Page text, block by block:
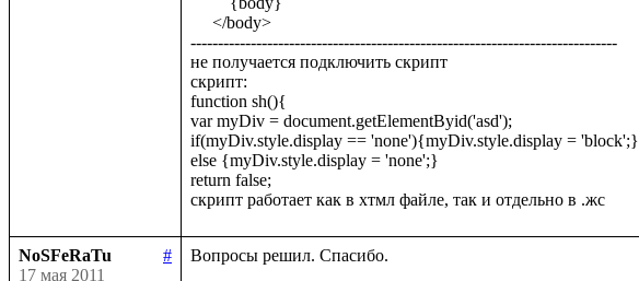
------------------------------------------------------------------------------
не получается подключить скрипт
скрипт:
function sh(){
var myDiv = document.getElementByid('asd');
if(myDiv.style.display == 'none'){myDiv.style.display = 'block';}
else {myDiv.style.display = 'none';}
return false;
NoSFeRaTu
#
17 мая 2011